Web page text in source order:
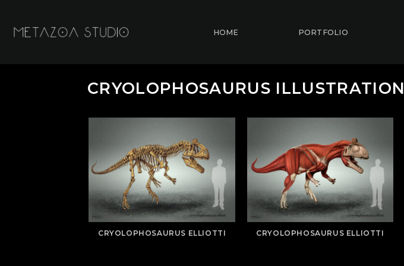
content
HOME PORTFOLIO
CRYOLOPHOSAURUS ILLUSTRATION
CRYOLOPHOSAURUS ELLIOTTI CRYOLOPHOSAURUS ELLIOTTI